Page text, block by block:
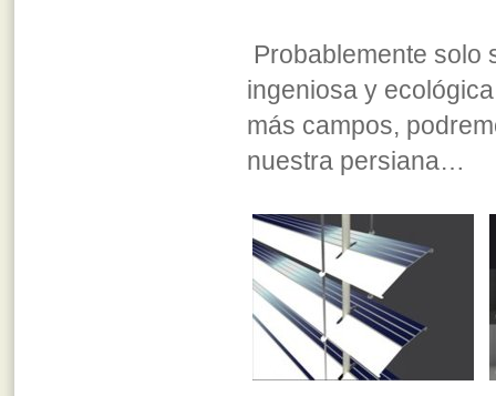
Probablemente solo
ingeniosa y
más campos,
nuestra persiana…